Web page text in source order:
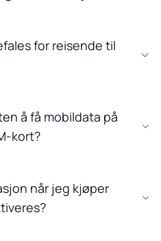
for reisende til
å få mobildata på
kort?
når jeg kjøper